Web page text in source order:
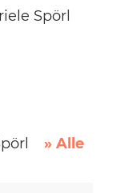
Spörl
» Alle